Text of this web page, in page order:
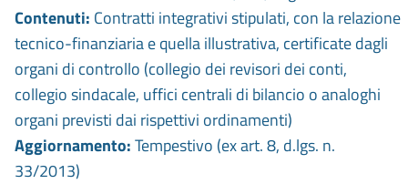
Contenuti: Contratti integrativi stipulati, con la relazione
tecnico-finanziaria e quella illustrativa, certificate dagli
organi di controllo (collegio dei revisori dei conti,
collegio sindacale, uffici centrali di bilancio o analoghi
organi previsti dai rispettivi ordinamenti)
Aggiornamento:Tempestivo (ex art. 8, d.lgs. n.
33/2013)